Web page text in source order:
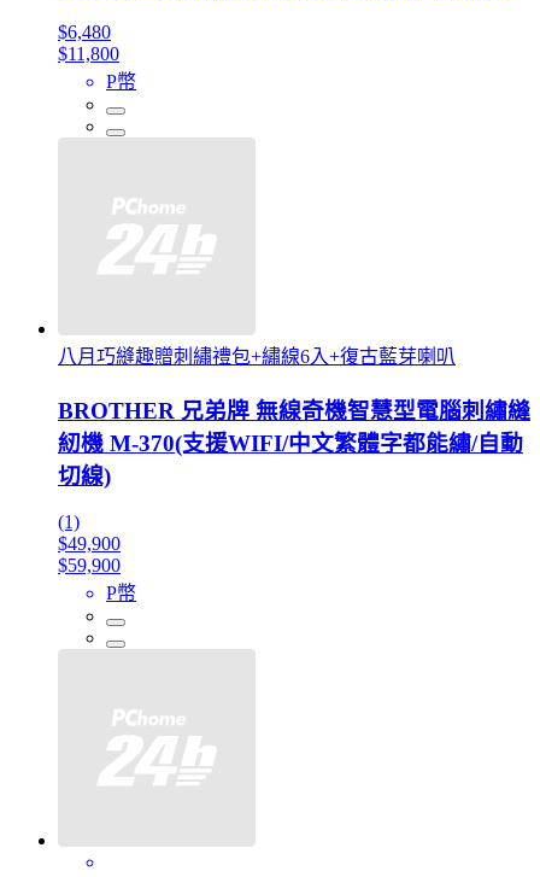
$6,480
$11,800
P幣
八月巧縫趣贈刺繡禮包+繡線6入+復古藍芽喇叭
BROTHER 兄弟牌 無線奇機智慧型電腦刺繡縫
紉機 M-370(支援WIFI/中文繁體字都能繡/自動
切線)
(1)
$49,900
$59,900
P幣